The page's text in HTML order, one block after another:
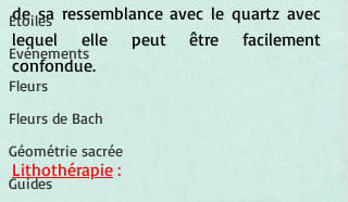
Etoiles
Evénements
Fleurs
Fleurs de Bach
Géométrie sacrée
Guides
de sa ressemblance avec le quartz avec
lequel elle peut être facilement
confondue.
Lithothérapie :